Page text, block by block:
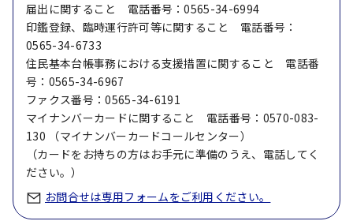
届出に関すること 電話番号：0565-34-6994
印鑑登録、臨時運行許可等に関すること 電話番号：
0565-34-6733
住民基本台帳事務における支援措置に関すること 電話番
号：0565-34-6967
ファクス番号：0565-34-6191
マイナンバーカードに関すること 電話番号：0570-083-
130 （マイナンバーカードコールセンター）
（カードをお持ちの方はお手元に準備のうえ、電話してく
ださい。）
お問合せは専用フォームをご利用ください。